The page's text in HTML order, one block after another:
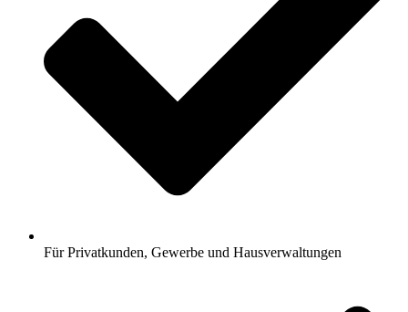
Für Privatkunden, Gewerbe und Hausverwaltungen